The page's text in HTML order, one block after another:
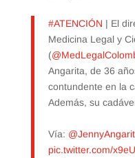
#ATENCIÓN | El
Medicina Legal y
(
Angarita, de 36
contundente en la
Además, su
Vía:
pic.twitter.com/